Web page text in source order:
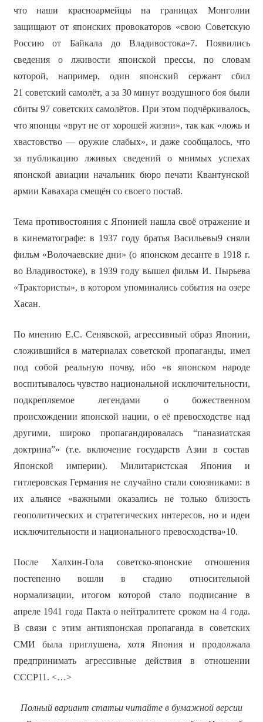
что наши красноармейцы на границах Монголии
защищают от японских провокаторов «свою Советскую
Россию от Байкала до Владивостока»7. Появились
сведения о лживости японской прессы, по словам
которой, например, один японский сержант сбил
21 советский самолёт, а за 30 минут воздушного боя были
сбиты 97 советских самолётов. При этом подчёркивалось,
что японцы «врут не от хорошей жизни», так как «ложь и
хвастовство — оружие слабых», и даже сообщалось, что
за публикацию лживых сведений о мнимых успехах
японской авиации начальник бюро печати Квантунской
армии Кавахара смещён со своего поста8.
Тема противостояния с Японией нашла своё отражение и
в кинематографе: в 1937 году братья Васильевы9 сняли
фильм «Волочаевские дни» (о японском десанте в 1918 г.
во Владивостоке), в 1939 году вышел фильм И. Пырьева
«Трактористы», в котором упоминались события на озере
Хасан.
По мнению Е.С. Сенявской, агрессивный образ Японии,
сложившийся в материалах советской пропаганды, имел
под собой реальную почву, ибо «в японском народе
воспитывалось чувство национальной исключительности,
подкрепляемое легендами о божественном
происхождении японской нации, о её превосходстве над
другими, широко пропагандировалась “паназиатская
доктрина”» (т.е. включение государств Азии в состав
Японской империи). Милитаристская Япония и
гитлеровская Германия не случайно стали союзниками: в
их альянсе «важными оказались не только близость
геополитических и стратегических интересов, но и идеи
исключительности и национального превосходства»10.
После Халхин-Гола советско-японские отношения
постепенно вошли в стадию относительной
нормализации, итогом которой стало подписание в
апреле 1941 года Пакта о нейтралитете сроком на 4 года.
В связи с этим антияпонская пропаганда в советских
СМИ была приглушена, хотя Япония и продолжала
предпринимать агрессивные действия в отношении
СССР11. <…>
Полный вариант статьи читайте в бумажной версии